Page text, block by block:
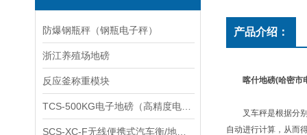
防爆钢瓶秤（钢瓶电子秤）
浙江养殖场地磅
反应釜称重模块
产品介绍：
喀什地磅(哈密市
叉车秤是根据分别
自动进行计算，从而